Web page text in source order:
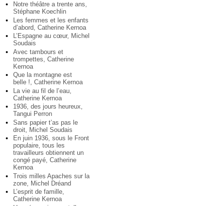
Notre théâtre a trente ans,
Stéphane Koechlin
Les femmes et les enfants
d’abord, Catherine Kernoa
L’Espagne au cœur, Michel
Soudais
Avec tambours et
trompettes, Catherine
Kernoa
Que la montagne est
belle !, Catherine Kernoa
La vie au fil de l’eau,
Catherine Kernoa
1936, des jours heureux,
Tangui Perron
Sans papier t’as pas le
droit, Michel Soudais
En juin 1936, sous le Front
populaire, tous les
travailleurs obtiennent un
congé payé, Catherine
Kernoa
Trois milles Apaches sur la
zone, Michel Dréand
L’esprit de famille,
Catherine Kernoa